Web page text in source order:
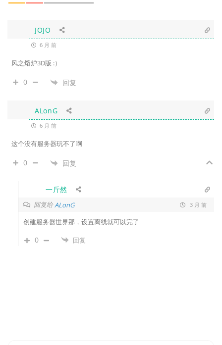
JOJO
6 月 前
风之熔炉3D版 :）
0 回复
ALonG
6 月 前
这个没有服务器玩不了啊
0 回复
一斤然
回复给ALonG 3 月 前
创建服务器世界那，设置离线就可以完了
0 回复